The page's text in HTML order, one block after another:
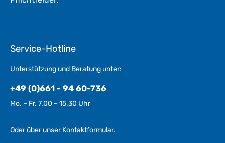
Service-Hotline
Unterstützung und Beratung unter:
+49 (0)661 - 94 60-736
Mo. – Fr. 7.00 – 15.30 Uhr
Oder über unserKontaktformular.